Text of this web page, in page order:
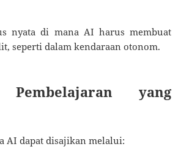
nyata di mana AI harus membuat
seperti dalam kendaraan otonom.
Pembelajaran yang
AI dapat disajikan melalui: